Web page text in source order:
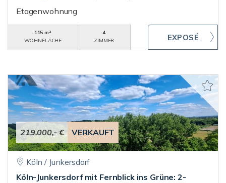
Etagenwohnung
115 m²
WOHNFLÄCHE
4
ZIMMER
219.000,- € VERKAUFT
Köln / Junkersdorf
Köln-Junkersdorf mit Fernblick ins Grüne: 2-